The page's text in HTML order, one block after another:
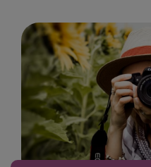
Ha egyszer már bevált a
tovább gondolni, hol lehet
megoldás.